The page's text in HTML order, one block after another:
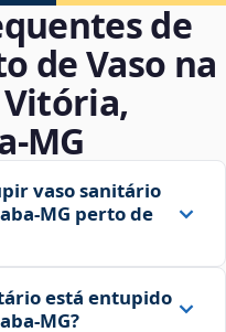
de
de Vaso na
vaso sanitário
perto de
está entupido